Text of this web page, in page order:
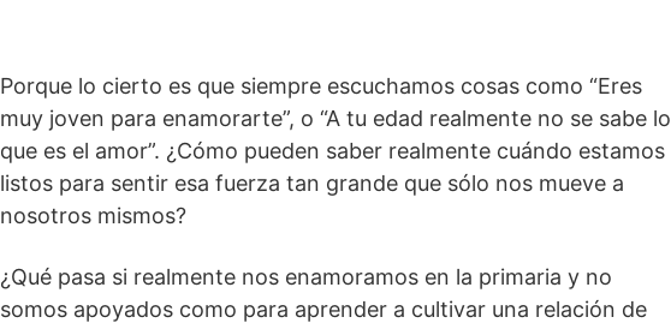
Porque lo cierto es que siempre escuchamos cosas como “Eres
muy joven para enamorarte”, o “A tu edad realmente no se sabe lo
que es el amor”. ¿Cómo pueden saber realmente cuándo estamos
listos para sentir esa fuerza tan grande que sólo nos mueve a
nosotros mismos?
¿Qué pasa si realmente nos enamoramos en la primaria y no
somos apoyados como para aprender a cultivar una relación de